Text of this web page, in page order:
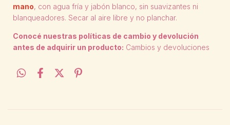
mano, con agua fría y jabón blanco, sin suavizantes ni
blanqueadores. Secar al aire libre y no planchar.
Conocé nuestras políticas de cambio y devolución
antes de adquirir un producto: Cambios y devoluciones